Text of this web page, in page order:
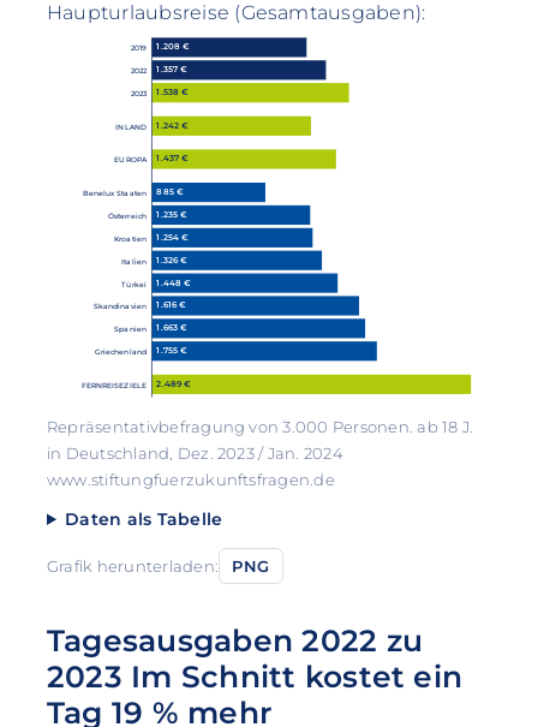
Haupturlaubsreise (Gesamtausgaben):
2019 1.208 €
2022 1.357 €
2023 1.538 €
INLAND 1.242 €
EUROPA 1.437 €
Benelux Staaten 885 €
Österreich 1.235 €
Kroatien 1.254 €
Italien 1.326 €
Türkei 1.448 €
Skandinavien 1.616 €
Spanien 1.663 €
Griechenland 1.755 €
FERNREISEZIELE 2.489 €
Repräsentativbefragung von 3.000 Personen. ab 18 J.
in Deutschland, Dez. 2023 / Jan. 2024
www.stiftungfuerzukunftsfragen.de
Daten als Tabelle
Grafik herunterladen: PNG
Tagesausgaben 2022 zu
2023 Im Schnitt kostet ein
Tag 19 % mehr